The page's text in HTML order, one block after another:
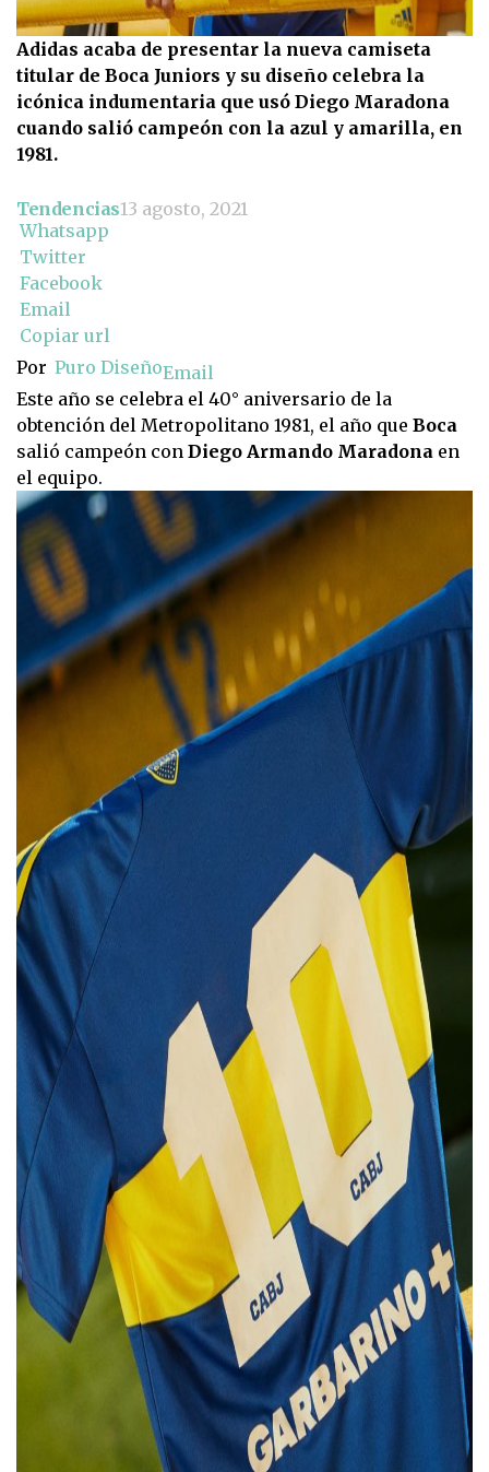
Adidas acaba de presentar la nueva camiseta
titular de Boca Juniors y su diseño celebra la
icónica indumentaria que usó Diego Maradona
cuando salió campeón con la azul y amarilla, en
1981.
Tendencias13 agosto, 2021
Whatsapp
Twitter
Facebook
Email
Copiar url
Por Puro DiseñoEmail
Este año se celebra el 40° aniversario de la
obtención del Metropolitano 1981, el año que Boca
salió campeón con Diego Armando Maradona en
el equipo.